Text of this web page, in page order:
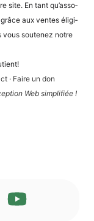
site. En tant qu’as­so­
aux ven­tes éli­gi­
vous sou­te­n­ez not­re
· Fai­re un don
Web simplifiée !